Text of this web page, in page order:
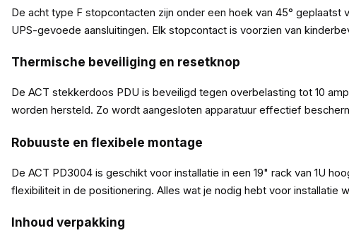
De acht type F stopcontacten zijn onder een hoek van 45°
UPS-gevoede aansluitingen. Elk stopcontact is voorzien van
Thermische beveiliging en resetknop
De ACT stekkerdoos PDU is beveiligd tegen overbelasting tot 10
worden hersteld. Zo wordt aangesloten apparatuur effectief
Robuuste en flexibele montage
De ACT PD3004 is geschikt voor installatie in een 19" rack van 1U
flexibiliteit in de positionering. Alles wat je nodig hebt voor installatie
Inhoud verpakking